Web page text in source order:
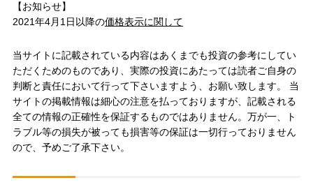
【お知らせ】
2021年4月1日以降の価格表示に関して
当サイトに記載されている内容はあくまでも投資の参考にしてい
ただくためのものであり、実際の投資にあたっては読者ご自身の
判断と責任において行って下さいますよう、お願い致します。 当
サイトの掲載情報は細心の注意を払っておりますが、記載される
全ての情報の正確性を保証するものではありません。万が一、ト
ラブル等の損失が被っても損害等の保証は一切行っておりません
ので、予めご了承下さい。